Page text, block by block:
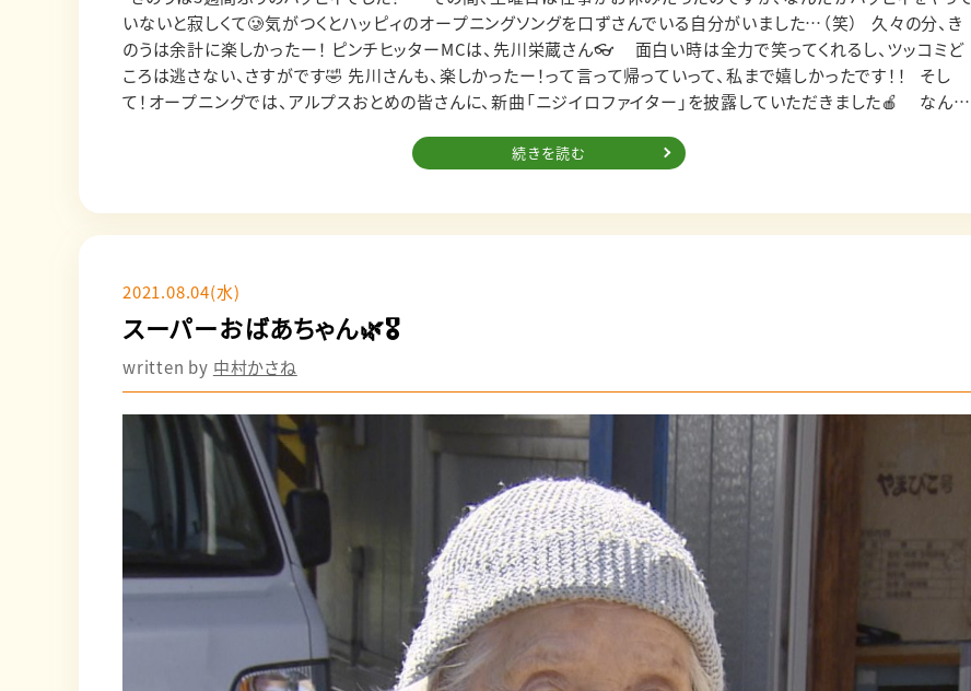
いないと寂しくて🥲気がつくとハッピィのオープニングソングを口ずさんでいる自分がいました…（笑） 久々の分、き
のうは余計に楽しかったー！ ピンチヒッターMCは、先川栄蔵さん👓 面白い時は全力で笑ってくれるし、ツッコミど
ころは逃さない、さすがです🤣 先川さんも、楽しかったー！って言って帰っていって、私まで嬉しかったです！！ そし
て！オープニングでは、アルプスおとめの皆さんに、新曲「ニジイロファイター」を披露していただきました🍎 なんか
笑顔で、パフォーマンスするのが楽しい！という気持ちがビリビリ伝わってきましたよ☺️🌈 8月15日（日）には、配信ラ
い♪ せっかくなので、以前、RINGOMUSUMEとライスボールから頂いたCDも一緒に記念撮影！
る！ 今はやっぱり、「JOMON」をヘビロテしちゃいますね！ ライスボールの3rdシングル「JAN-KEN-PON / 涙のセ
な"らしさ"もあいこでしょ〜♪」というパートがすごく好みなのです！！ ハッピィファミリーのアイドルの皆さんが、
日々どんどん輝きを増している姿を見ると、この仕事をしていてよかったなと心から思います！ そうそう、AKB48
team8の横山結衣ちゃんも、「根も葉もRumor」の選抜メンバーに選ばれましたねー！！🌷 この前、他局の音楽番組
ですが、そこでバチバチのキレッキレに、すっごく楽しそうに踊っていて…ダンスが大好きな結衣ちゃんがのびのび好き
なことをしている時間がもう嬉しくて嬉しくて。録画を本当に30回くらい連続で見てました🥲 それから、以前、デ
ビューの時にハッピィに来てくださった、Snow Manの佐久間大介さんも、ますますご活躍のようで✨ 激しく変わるダ
ンスフォーメーションの中でも、どの立ち位置にいてもパッと目を引く存在感が素敵です🐠 また青森にぜひきていた
だきたいです！！ 仲間や共演した皆さんに笑ってほしくて、幸せであってほしくて！それが結構仕事をがんばる理
由！！笑 来週はどんな笑顔に出会えるかな〜✨ 中村かさね
続きを読む
2021.08.04(水)
スーパーおばあちゃん🌿🎖
written by 中村かさね